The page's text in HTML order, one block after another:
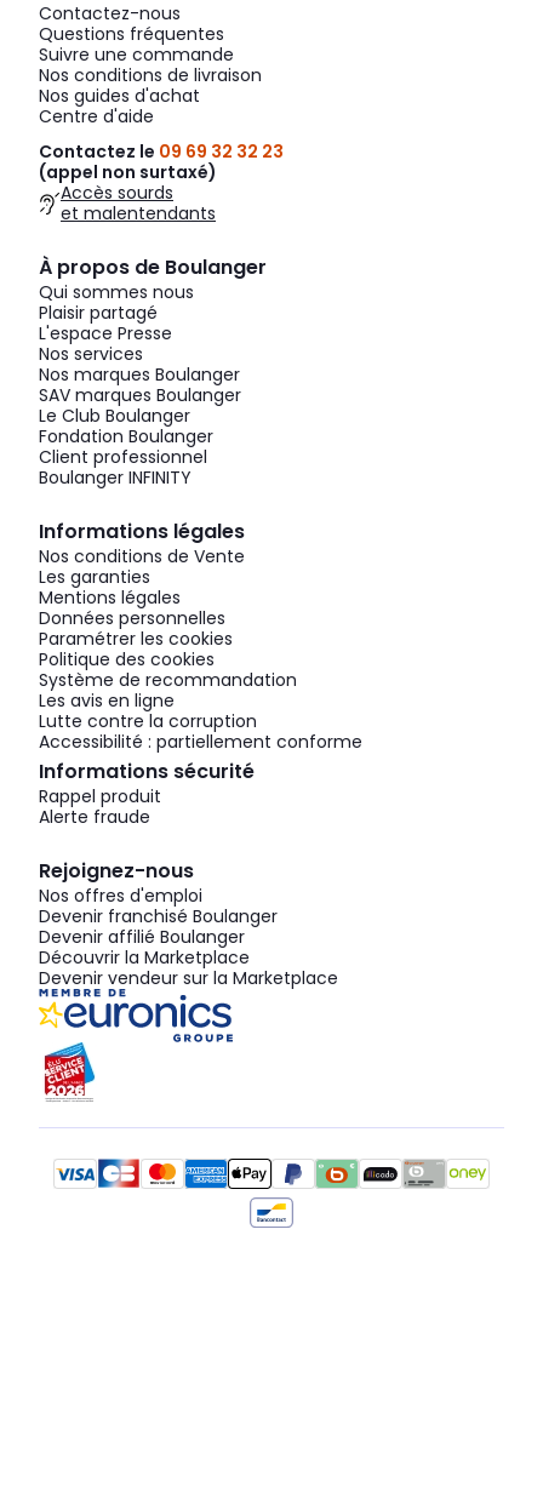
Contactez-nous
Questions fréquentes
Suivre une commande
Nos conditions de livraison
Nos guides d'achat
Centre d'aide
Contactez le 09 69 32 32 23
(appel non surtaxé)
Accès sourds
et malentendants
À propos de Boulanger
Qui sommes nous
Plaisir partagé
L'espace Presse
Nos services
Nos marques Boulanger
SAV marques Boulanger
Le Club Boulanger
Fondation Boulanger
Client professionnel
Boulanger INFINITY
Informations légales
Nos conditions de Vente
Les garanties
Mentions légales
Données personnelles
Paramétrer les cookies
Politique des cookies
Système de recommandation
Les avis en ligne
Lutte contre la corruption
Accessibilité : partiellement conforme
Informations sécurité
Rappel produit
Alerte fraude
Rejoignez-nous
Nos offres d'emploi
Devenir franchisé Boulanger
Devenir affilié Boulanger
Découvrir la Marketplace
Devenir vendeur sur la Marketplace